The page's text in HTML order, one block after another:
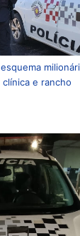
e rancho